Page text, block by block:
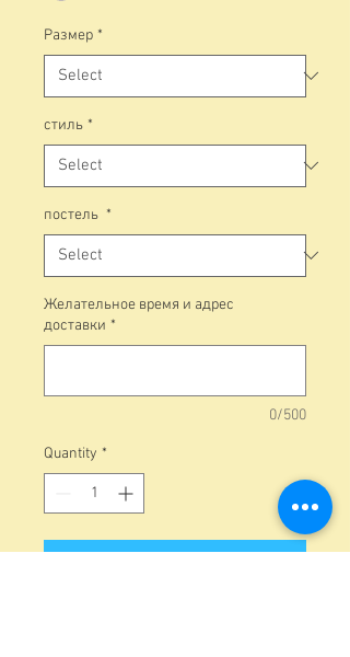
Размер *
стиль *
постель *
Желательное время и адрес
доставки *
0/500
Quantity *